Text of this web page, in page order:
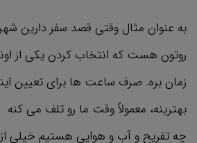
به عنوان مثال وقتی قصد سفر دارین
روتون هست که انتخاب کردن یکی از
زمان بره. صرف ساعت ‌ها برای تعیین
بهترینه، معمولاً وقت ما رو تلف می ‌کنه
چه تفریح و آب و هوایی هستیم خیلی